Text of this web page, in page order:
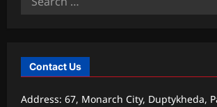
Contact Us
Address: 67, Monarch City, Duptykheda,